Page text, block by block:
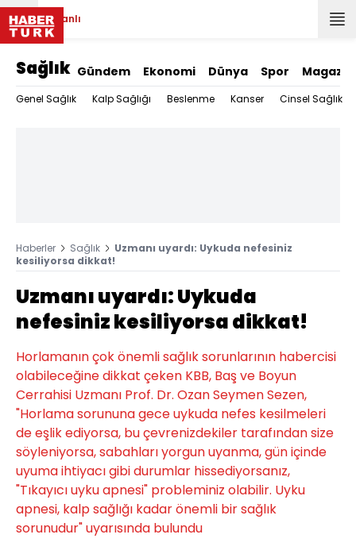
Canlı
Sağlık Gündem Ekonomi Dünya Spor Magazin
Genel Sağlık Kalp Sağlığı Beslenme Kanser Cinsel Sağlık
Haberler Sağlık
Uzmanı uyardı: Uykuda nefesiniz
kesiliyorsa dikkat!
Uzmanı uyardı: Uykuda
nefesiniz kesiliyorsa dikkat!
Horlamanın çok önemli sağlık sorunlarının habercisi
olabileceğine dikkat çeken KBB, Baş ve Boyun
Cerrahisi Uzmanı Prof. Dr. Ozan Seymen Sezen,
"Horlama sorununa gece uykuda nefes kesilmeleri
de eşlik ediyorsa, bu çevrenizdekiler tarafından size
söyleniyorsa, sabahları yorgun uyanma, gün içinde
uyuma ihtiyacı gibi durumlar hissediyorsanız,
"Tıkayıcı uyku apnesi" probleminiz olabilir. Uyku
apnesi, kalp sağlığı kadar önemli bir sağlık
sorunudur" uyarısında bulundu